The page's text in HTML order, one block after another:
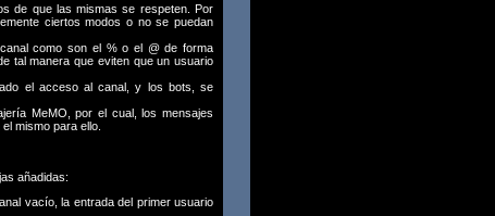
de que las mismas se respeten. Por
ciertos modos o no se puedan
como son el % o el @ de forma
tal manera que eviten que un usuario
el acceso al canal, y los bots, se
MeMO, por el cual, los mensajes
mismo para ello.
añadidas:
vacío, la entrada del primer usuario